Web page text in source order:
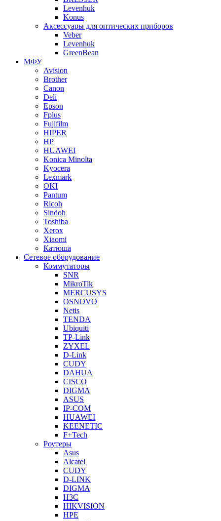
Levenhuk
Konus
Аксессуары для оптических приборов
Veber
Levenhuk
GreenBean
МФУ
Avision
Brother
Canon
Deli
Epson
Fplus
Fujifilm
HIPER
HP
HUAWEI
Konica Minolta
Kyocera
Lexmark
OKI
Pantum
Ricoh
Sindoh
Toshiba
Xerox
Xiaomi
Катюша
Сетевое оборудование
Коммутаторы
SNR
MikroTik
MERCUSYS
OSNOVO
Netis
TENDA
Ubiquiti
TP-Link
ZYXEL
D-Link
CUDY
DAHUA
CISCO
DIGMA
ASUS
IP-COM
HUAWEI
KEENETIC
F+Tech
Роутеры
Asus
Alcatel
CUDY
D-LINK
DIGMA
H3C
HIKVISION
HPE